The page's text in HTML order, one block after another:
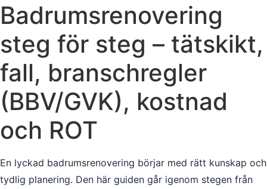
Badrumsrenovering
steg för steg – tätskikt,
fall, branschregler
(BBV/GVK), kostnad
och ROT
En lyckad badrumsrenovering börjar med rätt kunskap och
tydlig planering. Den här guiden går igenom stegen från